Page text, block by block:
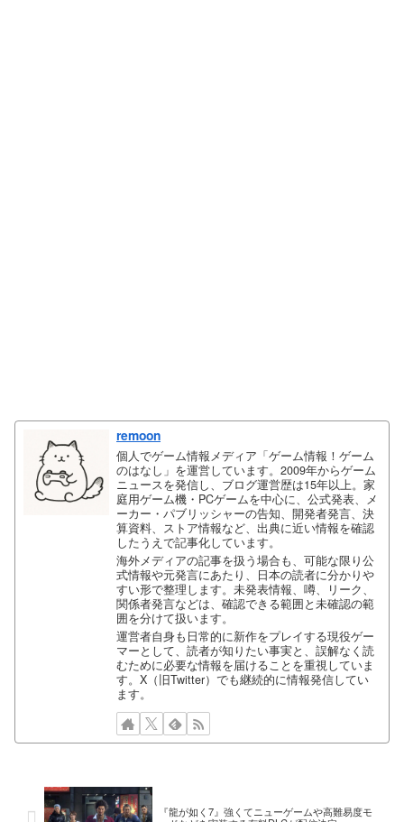
remoon
個人でゲーム情報メディア「ゲーム情報！ゲーム
のはなし」を運営しています。2009年からゲーム
ニュースを発信し、ブログ運営歴は15年以上。家
庭用ゲーム機・PCゲームを中心に、公式発表、メ
ーカー・パブリッシャーの告知、開発者発言、決
算資料、ストア情報など、出典に近い情報を確認
したうえで記事化しています。
海外メディアの記事を扱う場合も、可能な限り公
式情報や元発言にあたり、日本の読者に分かりや
すい形で整理します。未発表情報、噂、リーク、
関係者発言などは、確認できる範囲と未確認の範
囲を分けて扱います。
運営者自身も日常的に新作をプレイする現役ゲー
マーとして、読者が知りたい事実と、誤解なく読
むために必要な情報を届けることを重視していま
す。X（旧Twitter）でも継続的に情報発信してい
ます。
『龍が如く7』強くてニューゲームや高難易度モ